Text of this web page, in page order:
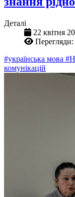
Деталі
22 квітня
#українська мова
комунікацій